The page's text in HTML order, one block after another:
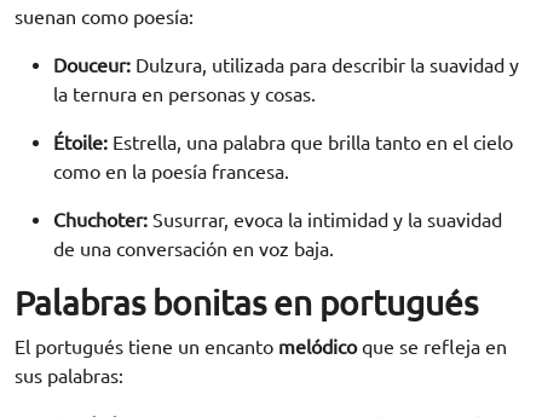
suenan como poesía:
Douceur: Dulzura, utilizada para describir la suavidad y
la ternura en personas y cosas.
Étoile: Estrella, una palabra que brilla tanto en el cielo
como en la poesía francesa.
Chuchoter: Susurrar, evoca la intimidad y la suavidad
de una conversación en voz baja.
Palabras bonitas en portugués
El portugués tiene un encanto melódicoque se refleja en
sus palabras: